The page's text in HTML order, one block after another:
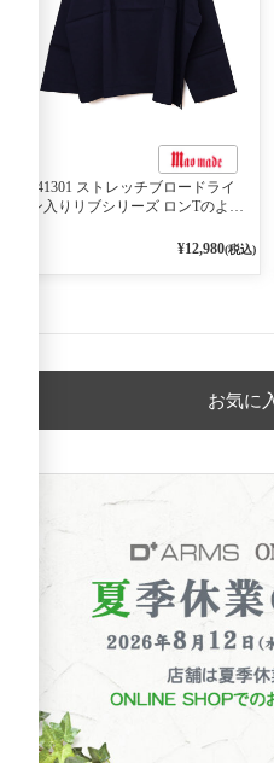
541301 ストレッチブロードライ
ン入りリブシリーズ ロンTのよう
プルオーバー 79ネイビー¥12,980(税込)
お気に